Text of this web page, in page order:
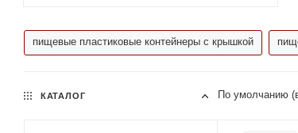
пищевые пластиковые контейнеры с крышкой
По умолчанию
КАТАЛОГ